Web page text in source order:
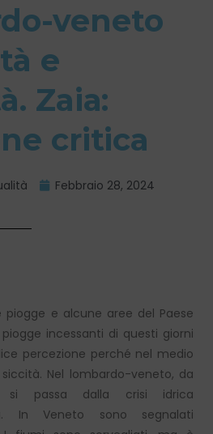
veneto
e
Zaia:
critica
Febbraio 28, 2024
piogge e alcune aree del Paese
incessanti di questi giorni
percezione perché nel medio
Nel lombardo-veneto, da
si passa dalla crisi idrica
In Veneto sono segnalati